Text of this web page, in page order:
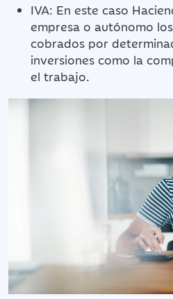
IVA: En este caso
empresa o autónomo
cobrados por
inversiones como la
el trabajo.